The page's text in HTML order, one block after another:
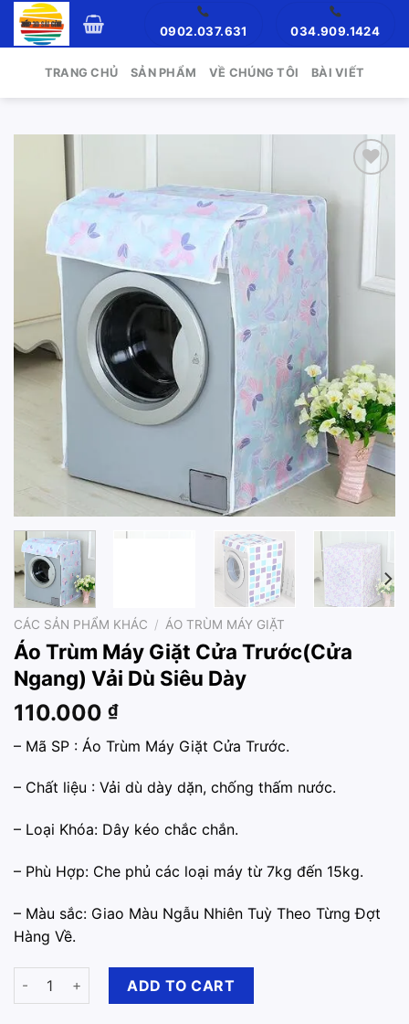
Skip
0902.037.631 034.909.1424
TRANG CHỦ SẢN PHẨM VỀ CHÚNG TÔI BÀI VIẾT
CÁC SẢN PHẨM KHÁC / ÁO TRÙM MÁY GIẶT
Áo Trùm Máy Giặt Cửa Trước(Cửa
Ngang) Vải Dù Siêu Dày
110.000 ₫
– Mã SP : Áo Trùm Máy Giặt Cửa Trước.
– Chất liệu : Vải dù dày dặn, chống thấm nước.
– Loại Khóa: Dây kéo chắc chắn.
– Phù Hợp: Che phủ các loại máy từ 7kg đến 15kg.
– Màu sắc: Giao Màu Ngẫu Nhiên Tuỳ Theo Từng Đợt
Hàng Về.
Áo Trùm Máy Giặt Cửa Trước(Cửa Ngang) Vải Dù Siêu Dày
ADD TO CART